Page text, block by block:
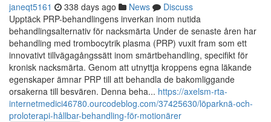
janeqt5161 338 days ago News
Discuss
Upptäck PRP-behandlingens inverkan inom nutida
behandlingsalternativ för nacksmärta Under de senaste åren har
behandling med trombocytrik plasma (PRP) vuxit fram som ett
innovativt tillvägagångssätt inom smärtbehandling, specifikt för
kronisk nacksmärta. Genom att utnyttja kroppens egna läkande
egenskaper ämnar PRP till att behandla de bakomliggande
orsakerna till besvären. Denna beha... https://axelsm-rta-
internetmedici46780.ourcodeblog.com/37425630/löparknä-och-
proloterapi-hållbar-behandling-för-motionärer